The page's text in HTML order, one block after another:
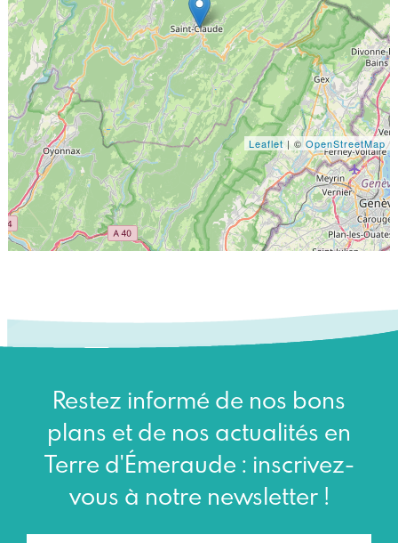
Leaflet| ©OpenStreetMap
Restez informé de nos bons
plans et de nos actualités en
Terre d'Émeraude : inscrivez-
vous à notre newsletter !